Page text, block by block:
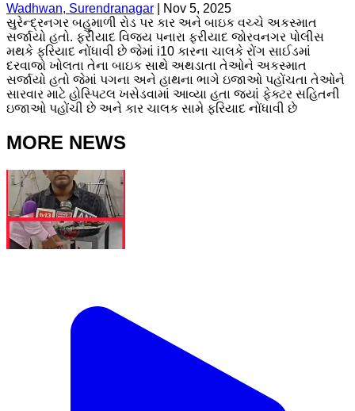
Wadhwan, Surendranagar
Nov 5, 2025
સુરેન્દ્રનગર બહુમાળી રોડ પર કાર અને બાઇક વચ્ચે અકસ્માત
સર્જાયો હતો. ફરીયાદ વિજય પનારા ફરીયાદ જોરવનગર પોલીસ
મથકે ફરિયાદ નોંધાવી છે જેમાં i10 કારના ચાલકે રોંગ સાઈડમાં
દરવાજો ખોલતા તેના બાઇક સાથે અથડાતા તેઓને અકસ્માત
સર્જાયો હતો જેમાં પગના અને હાથના ભાગે ઇજાઓ પહોંચતા તેઓને
સારવાર માટે હોસ્પિટલ ખસેડવામાં આવ્યા હતા જ્યાં ફેક્ટર સહિતની
ઇજાઓ પહોંચી છે અને કાર ચાલક સામે ફરિયાદ નોંધાવી છે
MORE NEWS